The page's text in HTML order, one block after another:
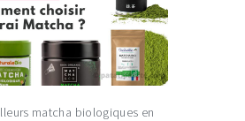
matcha biologiques en